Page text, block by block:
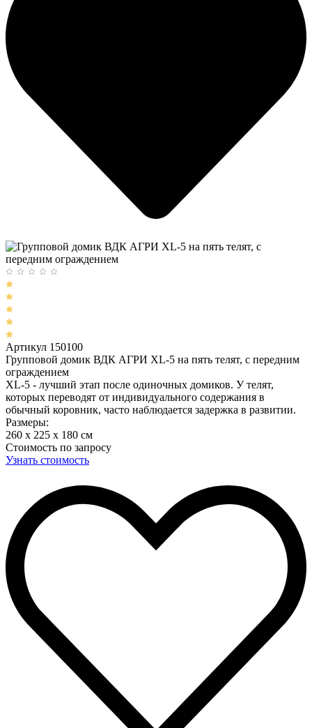
Артикул 150100
Групповой домик ВДК АГРИ XL-5 на пять телят, с передним
ограждением
XL-5 - лучший этап после одиночных домиков. У телят,
которых переводят от индивидуального содержания в
обычный коровник, часто наблюдается задержка в развитии.
Размеры:
260 x 225 x 180 cм
Стоимость по запросу
Узнать стоимость